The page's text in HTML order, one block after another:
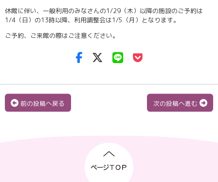
休館に伴い、一般利用のみなさんの1/29（木）以降の施設のご予約は
1/4（日）の13時以降、利用調整会は1/5（月）となります。
ご予約、ご来館の際はご注意ください。
前の投稿へ戻る 次の投稿へ進む